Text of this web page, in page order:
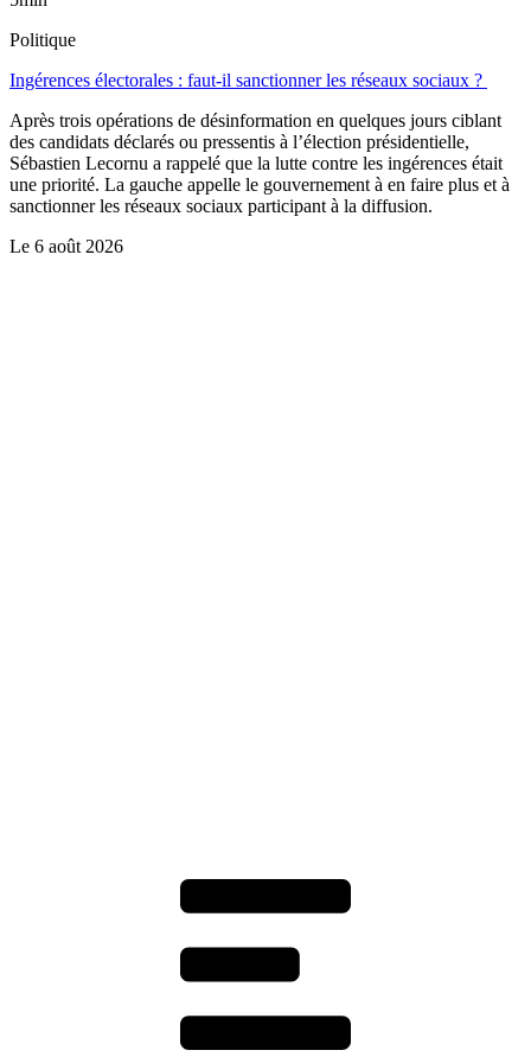
Politique
Ingérences électorales : faut-il sanctionner les réseaux sociaux ?
Après trois opérations de désinformation en quelques jours ciblant
des candidats déclarés ou pressentis à l’élection présidentielle,
Sébastien Lecornu a rappelé que la lutte contre les ingérences était
une priorité. La gauche appelle le gouvernement à en faire plus et à
sanctionner les réseaux sociaux participant à la diffusion.
Le 6 août 2026